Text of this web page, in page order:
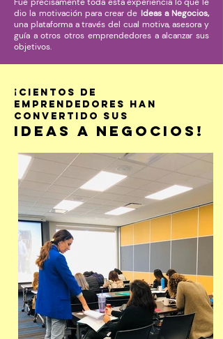
dio la motivación para crear de Ideas a Negocios,
una plataforma a través del cual motiva, asesora y
guía a otros otros emprendedores a alcanzar sus
objetivos.
¡Cientos de
emprendedores han
conveRtido sus
Ideas a Negocios!